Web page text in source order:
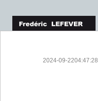
2024-09-2204:47:28